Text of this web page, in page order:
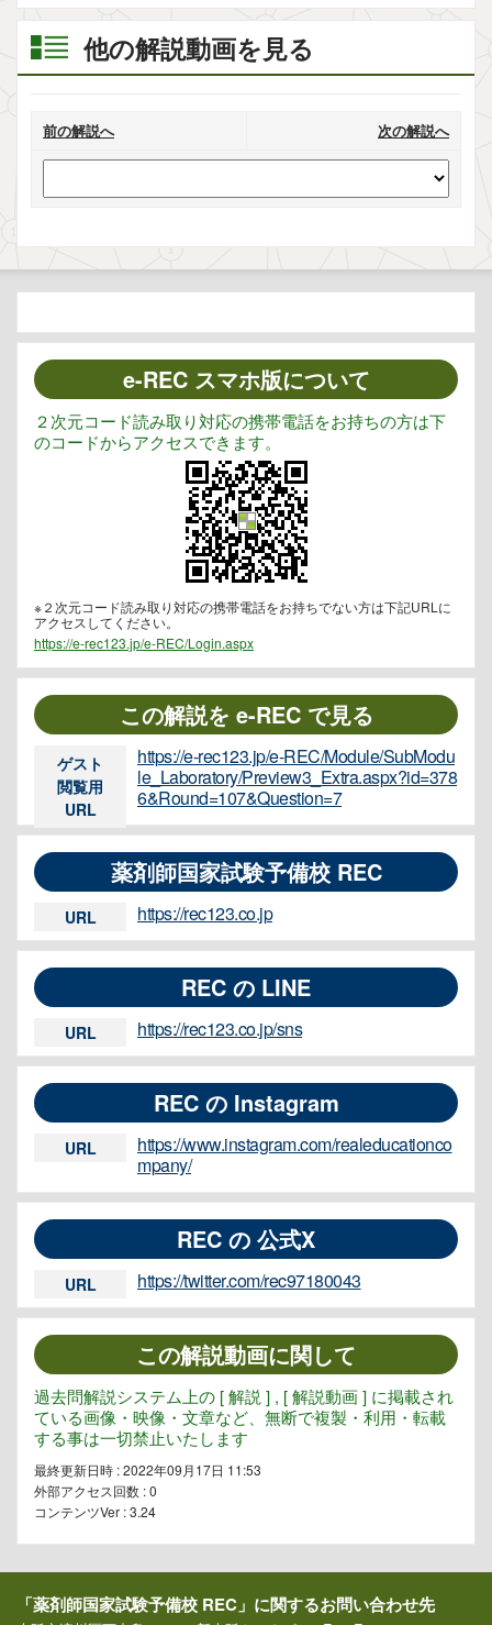
他の解説動画を見る
前の解説へ 次の解説へ
e-REC スマホ版について
２次元コード読み取り対応の携帯電話をお持ちの方は下
のコードからアクセスできます。
※２次元コード読み取り対応の携帯電話をお持ちでない方は下記URLに
アクセスしてください。
https://e-rec123.jp/e-REC/Login.aspx
この解説を e-REC で見る
ゲスト
閲覧用
URL
https://e-rec123.jp/e-REC/Module/SubModu
le_Laboratory/Preview3_Extra.aspx?id=378
6&Round=107&Question=7
薬剤師国家試験予備校 REC
URL https://rec123.co.jp
REC の LINE
URL https://rec123.co.jp/sns
REC の Instagram
URL
https://www.instagram.com/realeducationco
mpany/
REC の 公式X
URL https://twitter.com/rec97180043
この解説動画に関して
過去問解説システム上の [ 解説 ] , [ 解説動画 ] に掲載され
ている画像・映像・文章など、無断で複製・利用・転載
する事は一切禁止いたします
最終更新日時 : 2022年09月17日 11:53
外部アクセス回数 :0
コンテンツVer : 3.24
「薬剤師国家試験予備校 REC」に関するお問い合わせ先